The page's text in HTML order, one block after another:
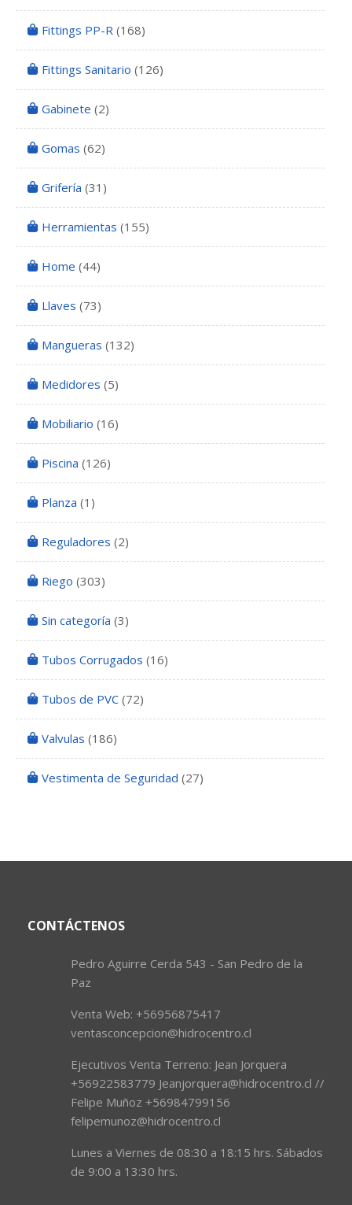
Fittings PP-R (168)
Fittings Sanitario (126)
Gabinete (2)
Gomas (62)
Grifería (31)
Herramientas (155)
Home (44)
Llaves (73)
Mangueras (132)
Medidores (5)
Mobiliario (16)
Piscina (126)
Planza (1)
Reguladores (2)
Riego (303)
Sin categoría (3)
Tubos Corrugados (16)
Tubos de PVC (72)
Valvulas (186)
Vestimenta de Seguridad (27)
CONTÁCTENOS
Pedro Aguirre Cerda 543 - San Pedro de la
Paz
Venta Web: +56956875417
ventasconcepcion@hidrocentro.cl
Ejecutivos Venta Terreno: Jean Jorquera
+56922583779 Jeanjorquera@hidrocentro.cl //
Felipe Muñoz +56984799156
felipemunoz@hidrocentro.cl
Lunes a Viernes de 08:30 a 18:15 hrs. Sábados
de 9:00 a 13:30 hrs.